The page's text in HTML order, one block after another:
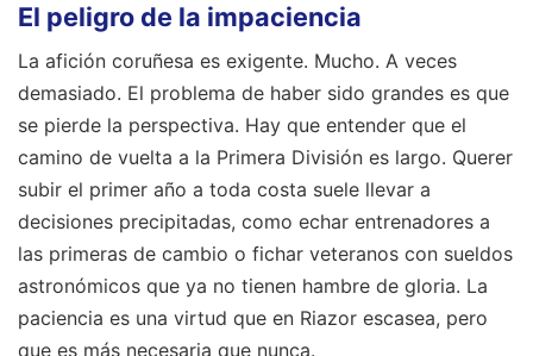
El peligro de la impaciencia
La afición coruñesa es exigente. Mucho. A veces
demasiado. El problema de haber sido grandes es que
se pierde la perspectiva. Hay que entender que el
camino de vuelta a la Primera División es largo. Querer
subir el primer año a toda costa suele llevar a
decisiones precipitadas, como echar entrenadores a
las primeras de cambio o fichar veteranos con sueldos
astronómicos que ya no tienen hambre de gloria. La
paciencia es una virtud que en Riazor escasea, pero
que es más necesaria que nunca.